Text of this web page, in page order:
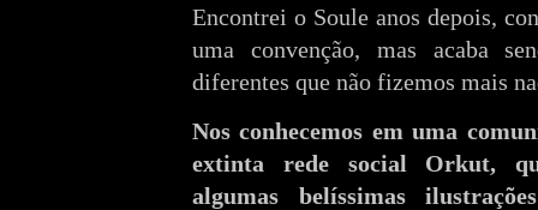
Encontrei o Soule anos depois,
uma convenção, mas acaba
diferentes que não fizemos mais
Nos conhecemos em uma
extinta rede social Orkut,
algumas belíssimas